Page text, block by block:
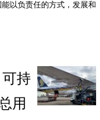
以负责任的方式，发展和
持
用